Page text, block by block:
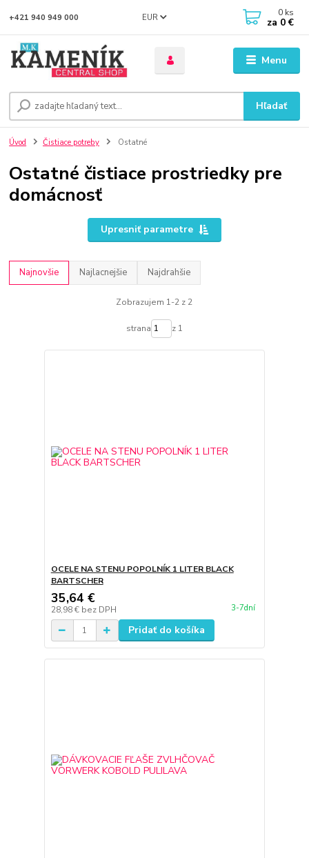
Menu
EUR
Hľadať
+421 940 949 000 0 ks
za 0 €
Úvod Čistiace potreby Ostatné
Ostatné čistiace prostriedky pre
domácnosť
Upresniť parametre
Najnovšie Najlacnejšie Najdrahšie
Zobrazujem 1-2 z 2
strana z 1
OCELE NA STENU POPOLNÍK 1 LITER BLACK
BARTSCHER
35,64 €
28,98 € bez DPH 3-7dní
Pridať do košíka